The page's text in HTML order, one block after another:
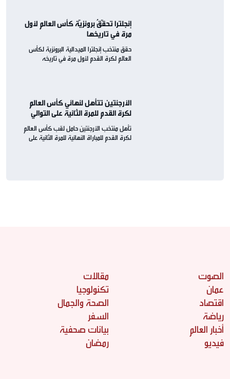
إنجلترا تحقّقُ برونزيّة كأس العالم لأول
مرة في تاريخها
حقق منتخب إنجلترا الميدالية البرونزية لكأس
العالم لكرة القدم لأول مرة في تاريخه
الأرجنتين تتأهل لنهائي كأس العالم
لكرة القدم للمرة الثانية على التوالي
تأهل منتخب الأرجنتين حامل لقب كأس العالم
لكرة القدم للمباراة النهائية للمرة الثانية على
الصوت
عمان
اقتصاد
رياضة
أخبار العالم
فيديو
مقالات
تكنولوجيا
الصحة والجمال
السفر
بيانات صحفية
رمضان